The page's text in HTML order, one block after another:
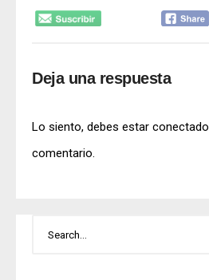
Deja una respuesta
Lo siento, debes estar conectado
comentario.